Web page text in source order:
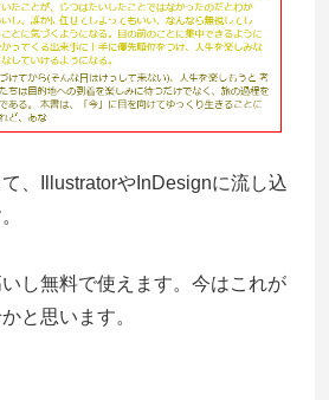
、IllustratorやInDesignに流し込
し無料で使えます。今はこれが
と思います。